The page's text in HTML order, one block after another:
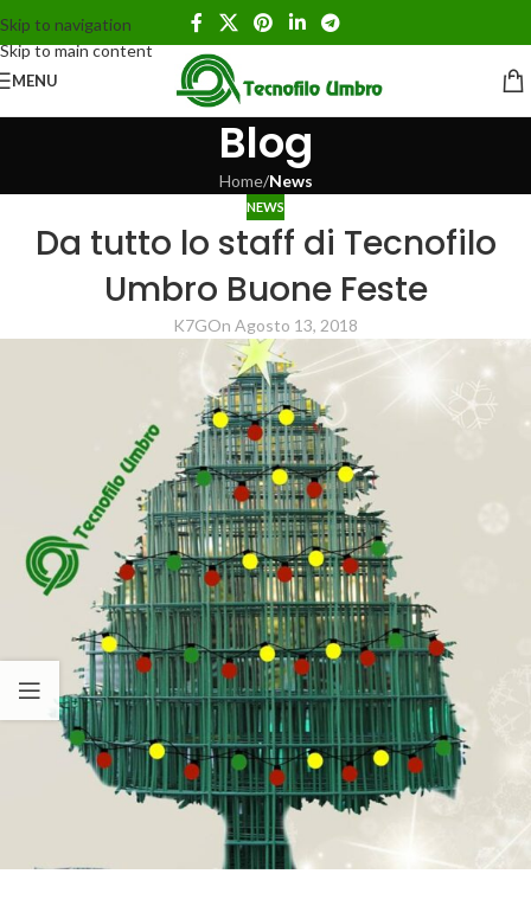
Skip to navigation
Skip to main content
MENU
Blog
Home/News
NEWS
Da tutto lo staff di Tecnofilo
Umbro Buone Feste
K7GOn Agosto 13, 2018